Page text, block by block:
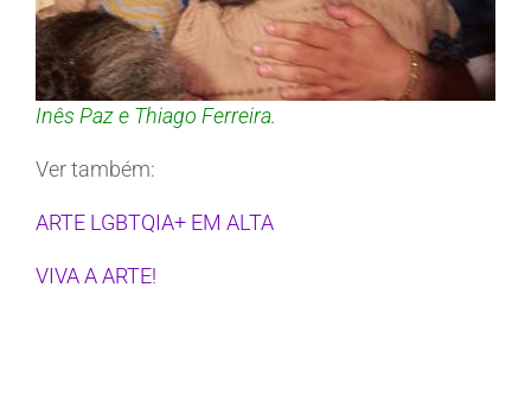
Inês Paz e Thiago Ferreira.
Ver também:
ARTE LGBTQIA+ EM ALTA
VIVA A ARTE!